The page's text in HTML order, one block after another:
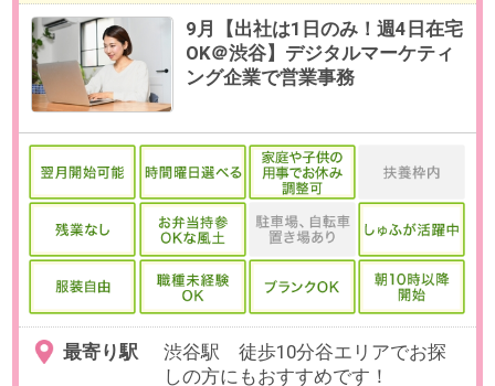
最寄り駅 六本木一丁目駅 徒歩5分 / 神谷
町駅 徒歩9分 / 六本木駅 徒歩
11分
勤務時間 9:00～17:45の中で、実働7時間以上
でお選びいただけます。
残業 ありません。
日数
週5日（月～金）
※お休み相談も柔軟にご対応いただ
けます。
勤務期間 2026/11/11～2026/12/11
給与 時給1,900円 （交通費1,000円 / 日ま
で支給）
必要経験
【必須】年末調整事務のご経験が